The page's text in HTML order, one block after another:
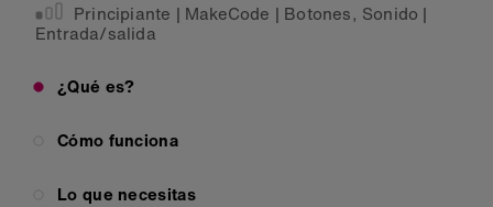
Principiante | MakeCode | Botones, Sonido |
Entrada/salida
¿Qué es?
Cómo funciona
Lo que necesitas